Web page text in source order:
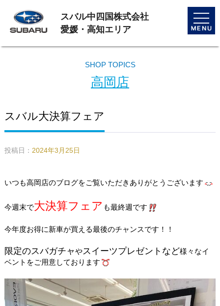
toggle
スバル中四国株式会社
愛媛・高知エリア
SHOP TOPICS
高岡店
スバル大決算フェア
投稿日： 2024年3月25日
いつも高岡店のブログをご覧いただきありがとうございます
今週末で大決算フェア も最終週です
今年度お得に新車が買える最後のチャンスです！！
限定のスバガチャやスイーツプレゼントなど様 々なイ
ベントをご用意しております